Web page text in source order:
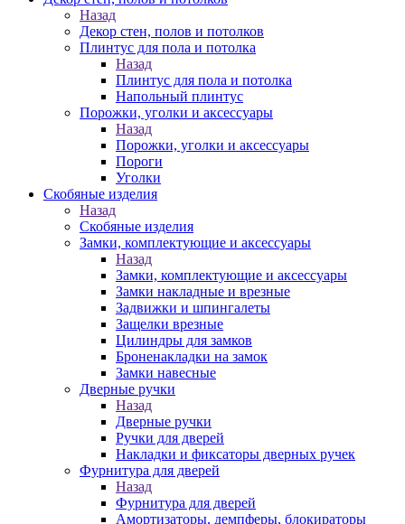
Назад
Декор стен, полов и потолков
Плинтус для пола и потолка
Назад
Плинтус для пола и потолка
Напольный плинтус
Порожки, уголки и аксессуары
Назад
Порожки, уголки и аксессуары
Пороги
Уголки
Скобяные изделия
Назад
Скобяные изделия
Замки, комплектующие и аксессуары
Назад
Замки, комплектующие и аксессуары
Замки накладные и врезные
Задвижки и шпингалеты
Защелки врезные
Цилиндры для замков
Броненакладки на замок
Замки навесные
Дверные ручки
Назад
Дверные ручки
Ручки для дверей
Накладки и фиксаторы дверных ручек
Фурнитура для дверей
Назад
Фурнитура для дверей
Амортизаторы, демпферы, блокираторы